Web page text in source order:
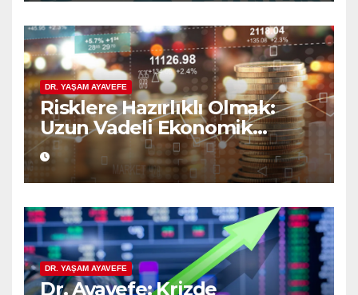
DR. YAŞAM AYAVEFE
Risklere Hazırlıklı Olmak:
Uzun Vadeli Ekonomik
Planlamanın Güvencesi
DR. YAŞAM AYAVEFE
Dr. Ayavefe: Krizde